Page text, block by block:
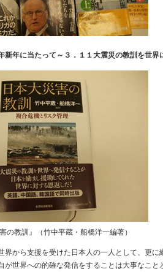
新年に当たって～３．１１大震災の教訓を世界
の教訓』（竹中平蔵・船橋洋一編著）
界から支援を受けた日本人の一人として、更
が世界への的確な発信をすることは大事なこ